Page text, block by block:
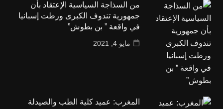
من السذاجة السياسية الإعتقاد بأن
جمهورية تندوف الكبرى ورطت إسبانيا
في واقعة ” بن بطوش”
مايو 4, 2021
المغرب: عميد كلية الطب والصيدلة